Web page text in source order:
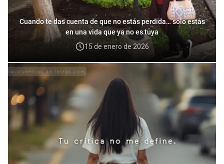
Cuando te das cuenta de que no estás perdida… solo estás
en una vida que ya no es tuya
15 de enero de 2026